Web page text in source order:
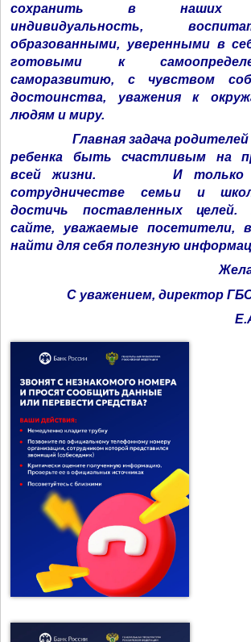
сохранить в наших
индивидуальность,
образованными, уверенными в
готовыми к
саморазвитию, с чувством
достоинства, уважения к
людям и миру.
Главная задача родителей
ребенка быть счастливым на
всей жизни. И только в
сотрудничестве семьи и
достичь поставленных
сайте, уважаемые посетители,
найти для себя полезную
С уважением, директор